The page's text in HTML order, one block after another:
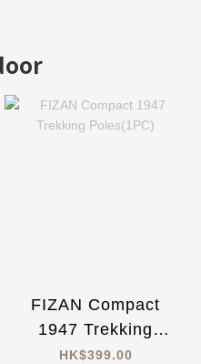
FIZAN Compact
1947 Trekking
Poles(1PC)
HK$399.00